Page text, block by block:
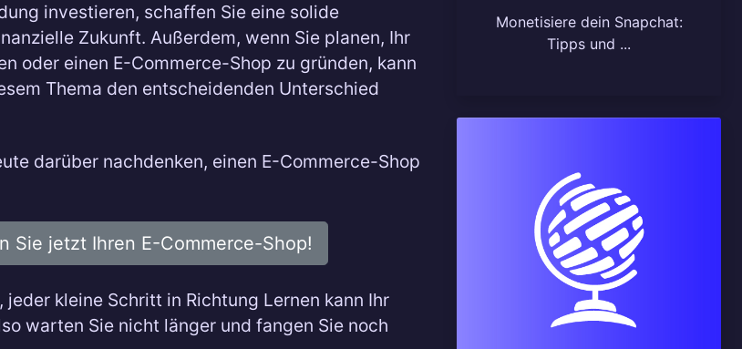
investieren, schaffen Sie eine solide
Zukunft. Außerdem, wenn Sie planen, Ihr
oder einen E-Commerce-Shop zu gründen, kann
Thema den entscheidenden Unterschied
darüber nachdenken, einen E-Commerce-Shop
Sie jetzt Ihren E-Commerce-Shop!
jeder kleine Schritt in Richtung Lernen kann Ihr
warten Sie nicht länger und fangen Sie noch
Monetisiere dein Snapchat:
Tipps und ...